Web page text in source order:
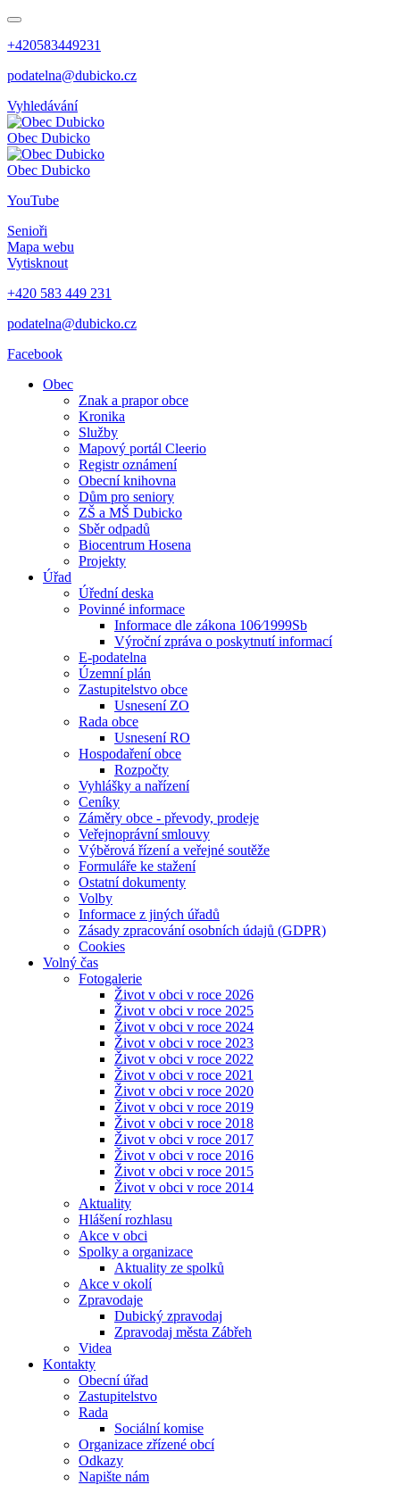
+420583449231
podatelna@dubicko.cz
Vyhledávání
Obec Dubicko
Obec Dubicko
YouTube
Senioři
Mapa webu
Vytisknout
+420 583 449 231
podatelna@dubicko.cz
Facebook
Obec
Znak a prapor obce
Kronika
Služby
Mapový portál Cleerio
Registr oznámení
Obecní knihovna
Dům pro seniory
ZŠ a MŠ Dubicko
Sběr odpadů
Biocentrum Hosena
Projekty
Úřad
Úřední deska
Povinné informace
Informace dle zákona 106⁄1999Sb
Výroční zpráva o poskytnutí informací
E-podatelna
Územní plán
Zastupitelstvo obce
Usnesení ZO
Rada obce
Usnesení RO
Hospodaření obce
Rozpočty
Vyhlášky a nařízení
Ceníky
Záměry obce - převody, prodeje
Veřejnoprávní smlouvy
Výběrová řízení a veřejné soutěže
Formuláře ke stažení
Ostatní dokumenty
Volby
Informace z jiných úřadů
Zásady zpracování osobních údajů (GDPR)
Cookies
Volný čas
Fotogalerie
Život v obci v roce 2026
Život v obci v roce 2025
Život v obci v roce 2024
Život v obci v roce 2023
Život v obci v roce 2022
Život v obci v roce 2021
Život v obci v roce 2020
Život v obci v roce 2019
Život v obci v roce 2018
Život v obci v roce 2017
Život v obci v roce 2016
Život v obci v roce 2015
Život v obci v roce 2014
Aktuality
Hlášení rozhlasu
Akce v obci
Spolky a organizace
Aktuality ze spolků
Akce v okolí
Zpravodaje
Dubický zpravodaj
Zpravodaj města Zábřeh
Videa
Kontakty
Obecní úřad
Zastupitelstvo
Rada
Sociální komise
Organizace zřízené obcí
Odkazy
Napište nám